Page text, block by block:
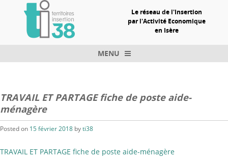
Le réseau de l'Insertion
par l'Activité Economique
en Isère
MENU
TRAVAIL ET PARTAGE fiche de poste aide-
ménagère
Posted on 15 février 2018 byti38
TRAVAIL ET PARTAGE fiche de poste aide-ménagère